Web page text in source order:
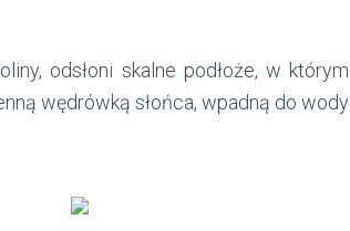
odsłoni skalne podłoże, w którym
wędrówką słońca, wpadną do wody